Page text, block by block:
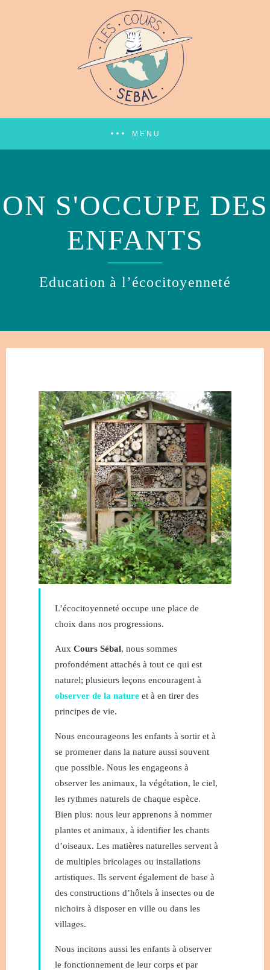
MENU
ON S'OCCUPE DES
ENFANTS
Education à l’écocitoyenneté
L’écocitoyenneté occupe une place de
choix dans nos progressions.
Aux Cours Sébal, nous sommes
profondément attachés à tout ce qui est
naturel; plusieurs leçons encouragent à
observer de la nature et à en tirer des
principes de vie.
Nous encourageons les enfants à sortir et à
se promener dans la nature aussi souvent
que possible. Nous les engageons à
observer les animaux, la végétation, le ciel,
les rythmes naturels de chaque espèce.
Bien plus: nous leur apprenons à nommer
plantes et animaux, à identifier les chants
d’oiseaux. Les matières naturelles servent à
de multiples bricolages ou installations
artistiques. Ils servent également de base à
des constructions d’hôtels à insectes ou de
nichoirs à disposer en ville ou dans les
villages.
Nous incitons aussi les enfants à observer
le fonctionnement de leur corps et par